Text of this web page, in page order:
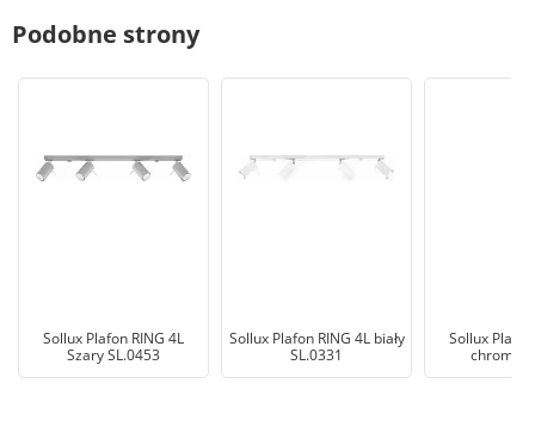
Podobne strony
Sollux Plafon RING 4L
Szary SL.0453
Sollux Plafon RING 4L biały
SL.0331
Sollux
chrom